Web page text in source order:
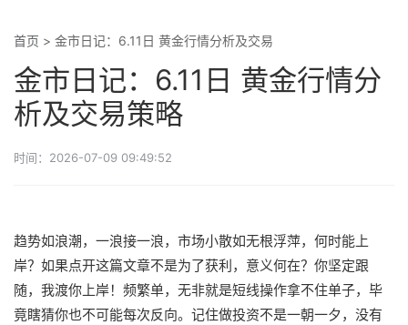
首页 > 金市日记：6.11日 黄金行情分析及交易
金市日记：6.11日 黄金行情分
析及交易策略
时间：2026-07-09 09:49:52
趋势如浪潮，一浪接一浪，市场小散如无根浮萍，何时能上
岸？如果点开这篇文章不是为了获利，意义何在？你坚定跟
随，我渡你上岸！频繁单，无非就是短线操作拿不住单子，毕
竟瞎猜你也不可能每次反向。记住做投资不是一朝一夕，没有